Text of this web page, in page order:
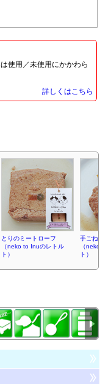
使用／未使用にかかわら
詳しくはこちら
とりのミートローフ
（neko to Inuのレトル
ト）
手ごね
（
ト）